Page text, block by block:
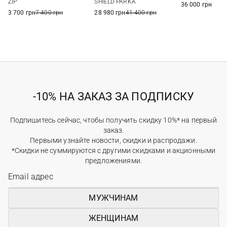
ZIP
3 700 грн7 400 грн
SHIELD PARKA
28 980 грн41 400 грн
36 000 грн
-10% НА ЗАКАЗ ЗА ПОДПИСКУ
Подпишитесь сейчас, чтобы получить скидку 10%* на первый
заказ.
Первыми узнайте новости, скидки и распродажи.
*Скидки не суммируются с другими скидками и акционными
предложениями.
МУЖЧИНАМ
ЖЕНЩИНАМ